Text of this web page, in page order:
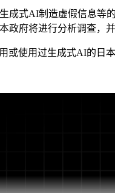
式AI制造虚假信息等
府将进行分析调查，
用过生成式AI的日本